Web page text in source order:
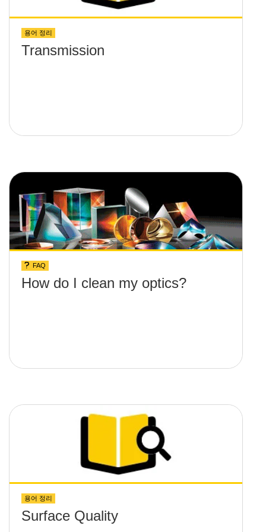
용어 정리
Transmission
FAQ
How do I clean my optics?
용어 정리
Surface Quality